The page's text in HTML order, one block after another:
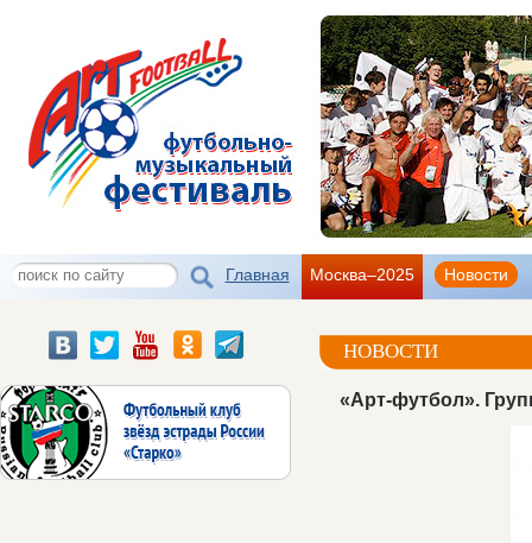
Главная Москва–2025 Новости
НОВОСТИ
«Арт-футбол».